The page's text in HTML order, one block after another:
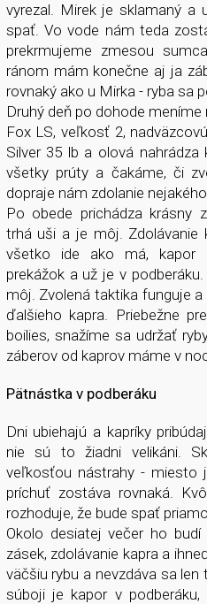
vyrezal. Mirek je sklamaný a
spať. Vo vode nám teda
prekrmujeme zmesou
ránom mám konečne aj ja
rovnaký ako u Mirka - ryba sa
Druhý deň po dohode
Fox LS, veľkosť 2,
Silver 35 lb a olová
všetky prúty a čakáme, či
dopraje nám zdolanie
Po obede prichádza krásny
trhá uši a je môj. Zdolávanie
všetko ide ako má, kapor
prekážok a už je v
môj. Zvolená taktika funguje
ďalšieho kapra. Priebežne
boilies, snažíme sa udržať
záberov od kaprov máme v
Pätnástka v podberáku
Dni ubiehajú a kapríky
nie sú to žiadni velikáni.
veľkosťou nástrahy - miesto
príchuť zostáva rovnaká.
rozhoduje, že bude spať
Okolo desiatej večer ho
zásek, zdolávanie kapra a
väčšiu rybu a nevzdáva sa
súboji je kapor v